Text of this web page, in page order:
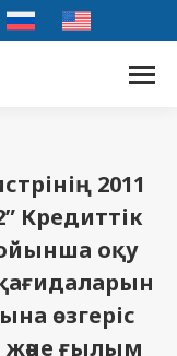
2011
Кредиттік
оқу
өзгеріс
және ғылым